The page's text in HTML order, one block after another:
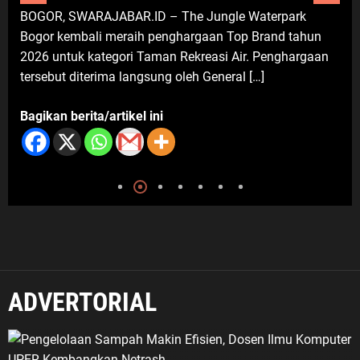
dan Bank Sampah Jadi Warisan
Pengabdian
8 Agustus 2026
BOGOR, SWARAJABAR.ID – The Jungle Waterpark
Bogor kembali meraih penghargaan Top Brand tahun
2026 untuk kategori Taman Rekreasi Air. Penghargaan
tersebut diterima langsung oleh General […]
Bagikan berita/artikel ini
ADVERTORIAL